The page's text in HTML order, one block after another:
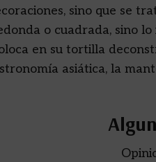
sino que se
o cuadrada, sino
en su tortilla
asiática, la